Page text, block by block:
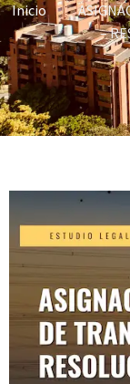
Inicio
–